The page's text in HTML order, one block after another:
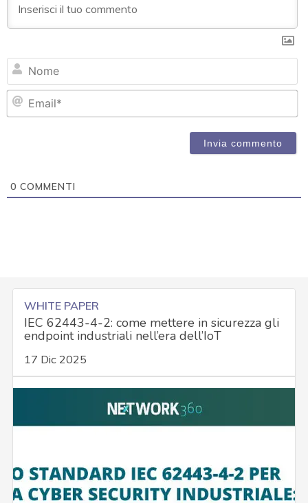
0 COMMENTI
WHITE PAPER
IEC 62443-4-2: come mettere in sicurezza gli
endpoint industriali nell’era dell’IoT
17 Dic 2025